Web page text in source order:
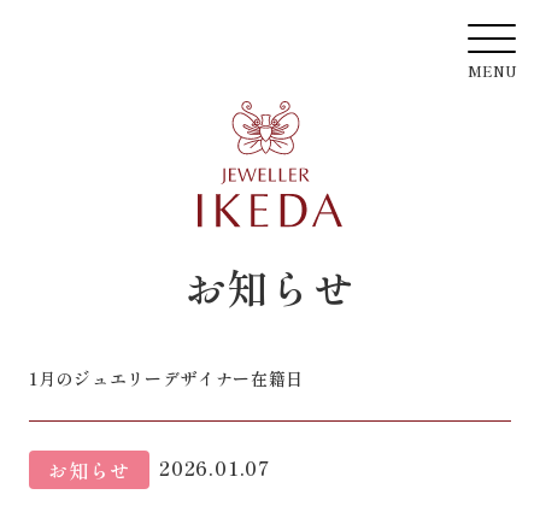
お知らせ
1月のジュエリーデザイナー在籍日
お知らせ 2026.01.07